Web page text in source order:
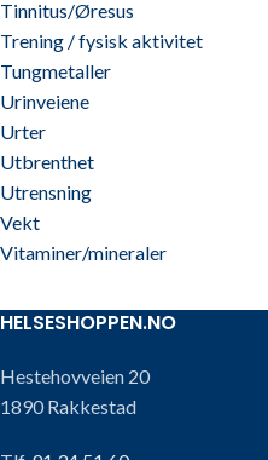
Tinnitus/Øresus
Trening / fysisk aktivitet
Tungmetaller
Urinveiene
Urter
Utbrenthet
Utrensning
Vekt
Vitaminer/mineraler
HELSESHOPPEN.NO
Hestehovveien 20
1890 Rakkestad